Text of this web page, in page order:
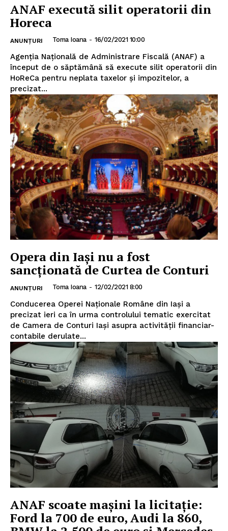
INFO IAȘI
PUBLICĂ GRATUIT ANUNȚUL TĂU!
ANAF execută silit operatorii din
Horeca
ANUNȚURI Toma Ioana - 16/02/2021 10:00
Agenția Națională de Administrare Fiscală (ANAF) a
început de o săptămână să execute silit operatorii din
HoReCa pentru neplata taxelor și impozitelor, a
precizat...
Opera din Iași nu a fost
sancționată de Curtea de Conturi
ANUNȚURI Toma Ioana - 12/02/2021 8:00
Conducerea Operei Naționale Române din Iași a
precizat ieri ca în urma controlului tematic exercitat
de Camera de Conturi Iași asupra activității financiar-
contabile derulate...
ANAF scoate mașini la licitație:
Ford la 700 de euro, Audi la 860,